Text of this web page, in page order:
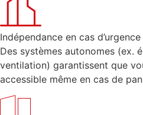
Indépendance en cas d’urgence
Des systèmes autonomes (ex.
ventilation) garantissent que
accessible même en cas de